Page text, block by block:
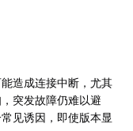
造成连接中断，尤其
突发故障仍难以避
见诱因，即使版本显